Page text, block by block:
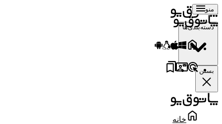
منو
دسته‌بندی‌ها
بستن
خانه